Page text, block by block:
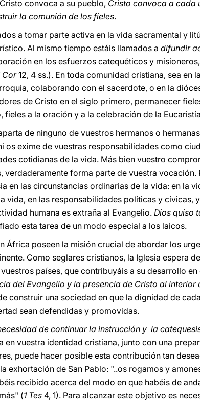
convoca a su pueblo, Cristo convoca a cada
la comunión de los fieles.
a tomar parte activa en la vida sacramental y
Al mismo tiempo estáis llamados a difundir
en los esfuerzos catequéticos y
Cor12, 4 ss.). En toda comunidad cristiana, sea en
colaborando con el sacerdote, o en la
de Cristo en el siglo primero, permanecer
a la oración y a la celebración de la
de ninguno de vuestros hermanos o
os exime de vuestras responsabilidades como
cotidianas de la vida. Más bien vuestro
forma parte de vuestra vocación.
en las circunstancias ordinarias de la vida: en la
vida, en las responsabilidades políticas y cívicas,
humana es extraña al Evangelio. Dios quiso
esta tarea de un modo especial a los laicos.
África poseen la misión crucial de abordar los
Como seglares cristianos, la Iglesia espera
países, que contribuyáis a su desarrollo
del Evangelio y la presencia de Cristo al interior
construir una sociedad en que la dignidad de
sean defendidas y promovidas.
de continuar la instrucción y la
vuestra identidad cristiana, junto con una
puede hacer posible esta contribución tan
exhortación de San Pablo: "..os rogamos y
recibido acerca del modo en que habéis de
(1 Tes 4, 1). Para alcanzar este objetivo es